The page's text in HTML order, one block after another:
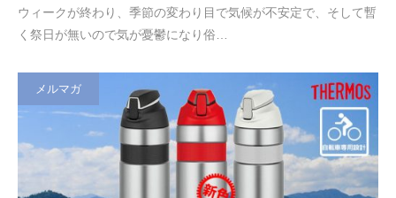
ウィークが終わり、季節の変わり目で気候が不安定で、そして暫
く祭日が無いので気が憂鬱になり俗…
メルマガ